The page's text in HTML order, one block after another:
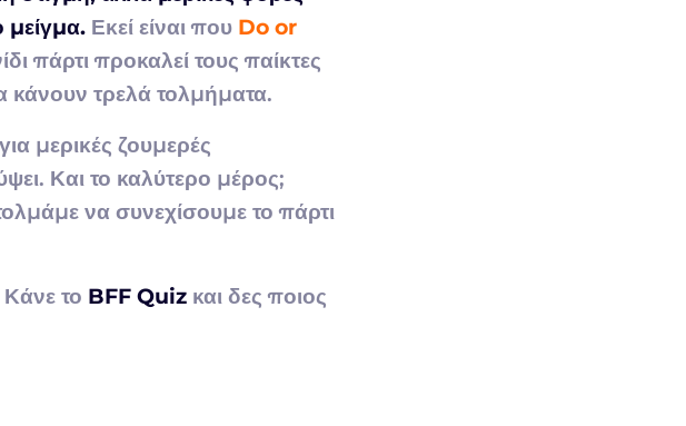
μείγμα. Εκεί είναι που Do or
πάρτι προκαλεί τους παίκτες
κάνουν τρελά τολμήματα.
μερικές ζουμερές
Και το καλύτερο μέρος;
να συνεχίσουμε το πάρτι
Κάνε το BFF Quiz και δες ποιος